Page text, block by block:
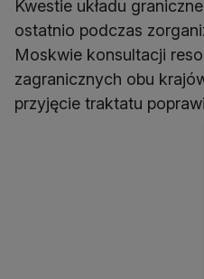
Kwestie układu
ostatnio podczas
Moskwie konsultacji
zagranicznych obu
przyjęcie traktatu